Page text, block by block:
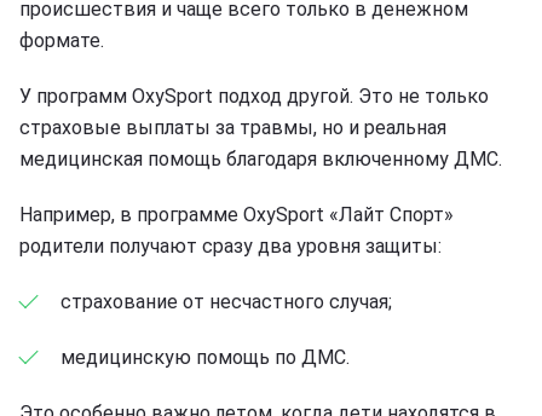
происшествия и чаще всего только в денежном
формате.
У программ OxySport подход другой. Это не только
страховые выплаты за травмы, но и реальная
медицинская помощь благодаря включенному ДМС.
Например, в программе OxySport «Лайт Спорт»
родители получают сразу два уровня защиты:
страхование от несчастного случая;
медицинскую помощь по ДМС.